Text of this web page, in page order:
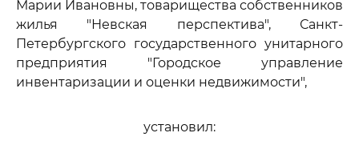
Марии Ивановны, товарищества собственников
жилья "Невская перспектива", Санкт-
Петербургского государственного унитарного
предприятия "Городское управление
инвентаризации и оценки недвижимости",
установил: